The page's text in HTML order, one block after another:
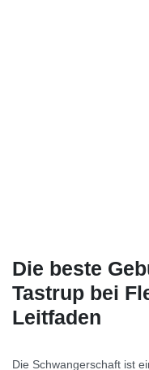
Die beste
Tastrup bei
Leitfaden
Die Schwangerschaft ist